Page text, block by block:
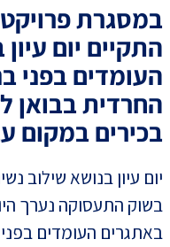
במסגרת
התקיים יום
העומדים בפני
החרדית בבואן
בכירים במקום
יום עיון בנושא שילוב
בשוק התעסוקה נערך
באתגרים העומדים